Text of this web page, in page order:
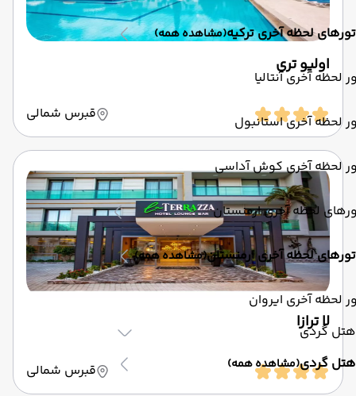
تورهای لحظه آخری ترکیه(مشاهده همه)
لحظه آخری آنتالیا
لحظه آخری استانبول
لحظه آخری کوش آداسی
لحظه آخری ارمنستان
تورهای لحظه آخری ارمنستان(مشاهده همه)
لحظه آخری ایروان
هتل گردی
هتل گردی(مشاهده همه)
اولیو تری
قبرس شمالی
لا ترازا
قبرس شمالی